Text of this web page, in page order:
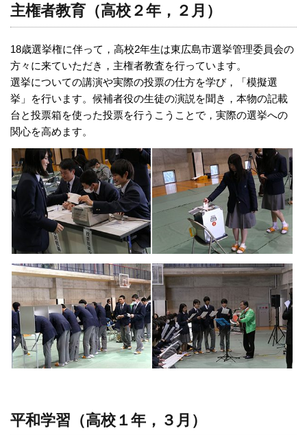
主権者教育（高校２年，２月）
18歳選挙権に伴って，高校2年生は東広島市選挙管理委員会の
方々に来ていただき，主権者教査を行っています。
選挙についての講演や実際の投票の仕方を学び，「模擬選
挙」を行います。候補者役の生徒の演説を聞き，本物の記載
台と投票箱を使った投票を行うこうことで，実際の選挙への
関心を高めます。
平和学習（高校１年，３月）